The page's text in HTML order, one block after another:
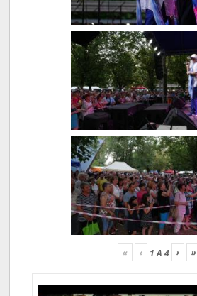
« ‹ 1A 4 › »